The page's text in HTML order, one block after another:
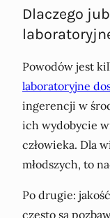
Dlaczego
Powodów jest
laboratoryjne
ingerencji w
ich wydobycie
człowieka. Dla
młodszych, to
Po drugie:
często są